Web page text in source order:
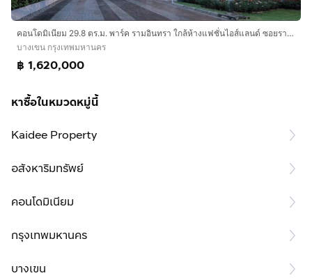
คอนโดมิเนียม 29.8 ตร.ม. พาร์ค รามอินทรา ใกล้ห้างแฟชั่นไอส์แลนด์ ซอยรามอินทรา47 ถนนรามอินทรา ถนนประดิษฐ์มนูธรรม เขตบางเขน กรุงเทพมหานคร
บางเขน กรุงเทพมหานคร
฿ 1,620,000
หาซื้อในหมวดหมู่นี้
Kaidee Property
อสังหาริมทรัพย์
คอนโดมิเนียม
กรุงเทพมหานคร
บางเขน